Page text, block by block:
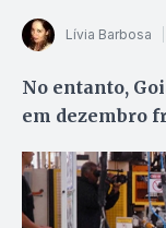
Lívia Barbosa
No entanto,
em dezembro